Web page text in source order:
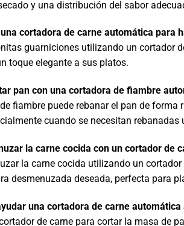
y una distribución del sabor
cortadora de carne automática para
guarniciones utilizando un cortador
toque elegante a sus platos.
pan con una cortadora de fiambre
fiambre puede rebanar el pan de
cuando se necesitan
la carne cocida con un cortador de
la carne cocida utilizando un
desmenuzada deseada, perfecta para
una cortadora de carne
de carne para cortar la masa de